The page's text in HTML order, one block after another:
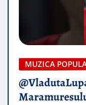
MUZICA